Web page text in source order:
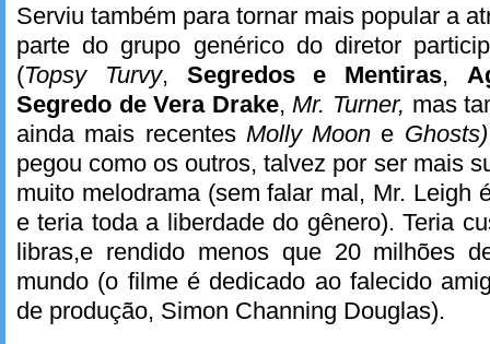
Serviu também para tornar mais popular a
parte do grupo genérico do diretor
(Topsy Turvy, Segredos e Mentiras,
Segredo de Vera Drake, Mr. Turner, mas
ainda mais recentes Molly Moon e Ghosts)
pegou como os outros, talvez por ser mais
muito melodrama (sem falar mal, Mr. Leigh
e teria toda a liberdade do gênero). Teria
libras,e rendido menos que 20 milhões
mundo (o filme é dedicado ao falecido
de produção, Simon Channing Douglas).